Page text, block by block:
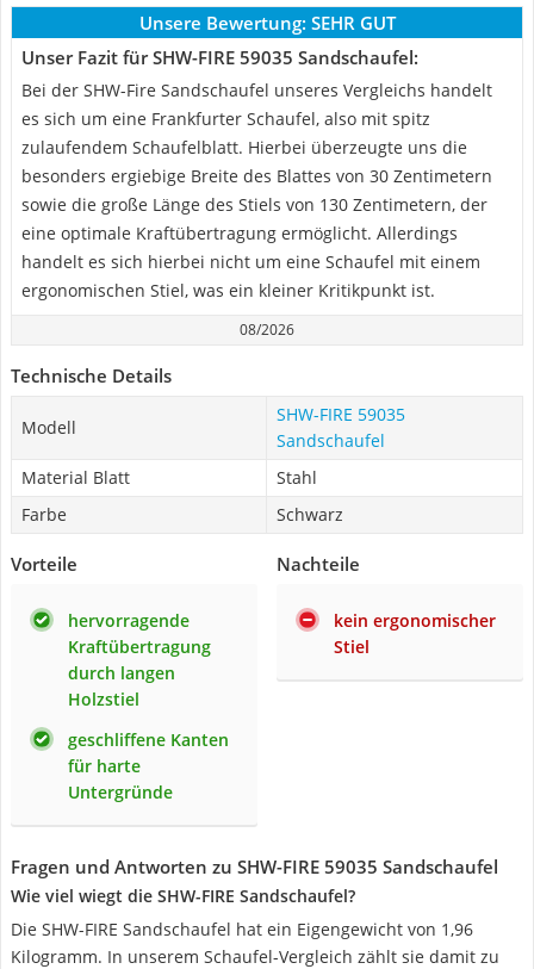
Unsere Bewertung: SEHR GUT
Unser Fazit für SHW-FIRE 59035 Sandschaufel:
Bei der SHW-Fire Sandschaufel unseres Vergleichs handelt
es sich um eine Frankfurter Schaufel, also mit spitz
zulaufendem Schaufelblatt. Hierbei überzeugte uns die
besonders ergiebige Breite des Blattes von 30 Zentimetern
sowie die große Länge des Stiels von 130 Zentimetern, der
eine optimale Kraftübertragung ermöglicht. Allerdings
handelt es sich hierbei nicht um eine Schaufel mit einem
ergonomischen Stiel, was ein kleiner Kritikpunkt ist.
08/2026
Technische Details
Modell
SHW-FIRE 59035
Sandschaufel
Material Blatt
Stahl
Farbe
Schwarz
Vorteile
hervorragende
Kraftübertragung
durch langen
Holzstiel
geschliffene Kanten
für harte
Untergründe
Nachteile
kein ergonomischer
Stiel
Fragen und Antworten zu SHW-FIRE 59035 Sandschaufel
Wie viel wiegt die SHW-FIRE Sandschaufel?
Die SHW-FIRE Sandschaufel hat ein Eigengewicht von 1,96
Kilogramm. In unserem Schaufel-Vergleich zählt sie damit zu